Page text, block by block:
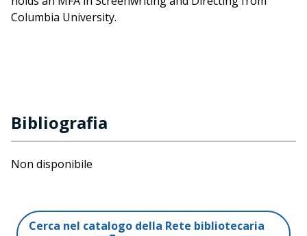
Columbia University.
Bibliografia
Non disponibile
Cerca nel catalogo della Rete bibliotecaria